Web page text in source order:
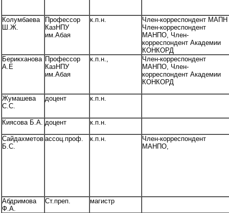
Колумбаева
Ш.Ж.
Профессор
КазНПУ
им.Абая
к.п.н.
Член-корреспондент МАПН
Член-корреспондент
МАНПО, Член-
корреспондент Академии
КОНКОРД
Берикханова
А.Е
Профессор
КазНПУ
им.Абая
к.п.н.,
Член-корреспондент
МАНПО, Член-
корреспондент Академии
КОНКОРД
Жумашева
С.С.
доцент к.п.н.
Киясова Б.А. доцент к.п.н.
Сайдахметов
Б.С.
ассоц.проф. к.п.н.
Член-корреспондент
МАНПО,
Абдримова
Ф.А.
Ст.преп. магистр